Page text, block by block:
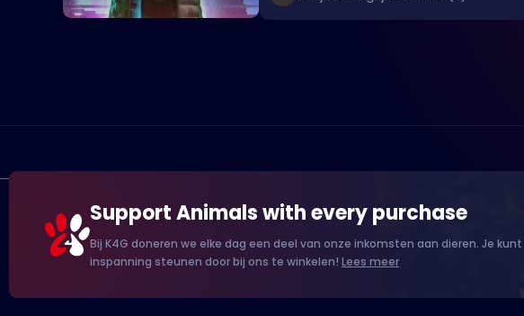
Support Animals with every purchase
Bij K4G doneren we elke dag een deel van onze inkomsten aan dieren. Je
inspanning steunen door bij ons te winkelen! Lees meer